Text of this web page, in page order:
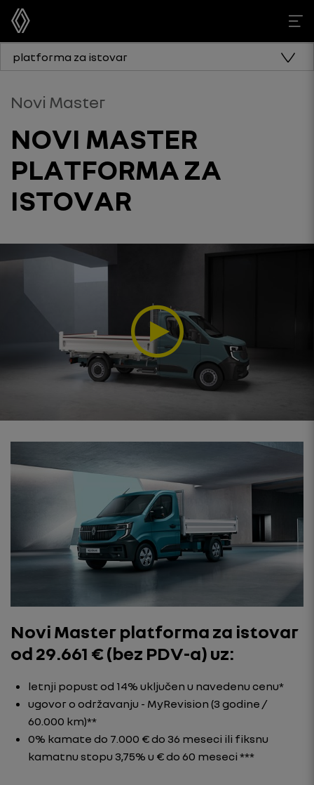
platforma za istovar
Novi Master
NOVI MASTER
PLATFORMA ZA
ISTOVAR
Novi Master platforma za istovar
od 29.661 € (bez PDV-a) uz:
letnji popust od 14% uključen u navedenu cenu*
ugovor o održavanju - MyRevision (3 godine /
60.000 km)**
0% kamate do 7.000 € do 36 meseci ili fiksnu
kamatnu stopu 3,75% u € do 60 meseci ***